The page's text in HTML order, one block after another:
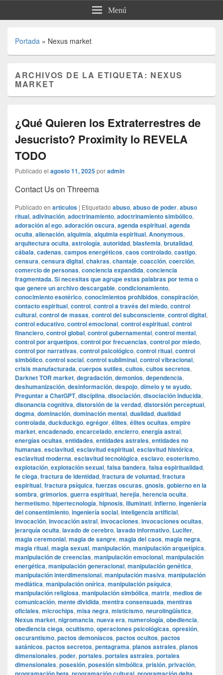
Menú
Portada » Nexus market
ARCHIVOS DE LA ETIQUETA: NEXUS
MARKET
¿Qué Quieren los Extraterrestres de
Jesucristo? Proximity lo REVELA
TODO
Publicado el agosto 11, 2025poradmin
Contact Us on Threema
Publicado en articulos | Etiquetado abuso, abuso de poder, abuso
ritual, adivinación, adoctrinamiento, adoctrinamiento simbólico,
adoración al ego, adoración oscura, agenda espiritual, agenda
oculta, alienación, alquimia, alquimia espiritual, Anonymous,
arquitectura oculta, astrología, autoridad, blasfemia, brutalidad,
cábala, cadenas, campos energéticos, caos controlado, castigo,
censura, censura digital, chakras, chantaje, coacción, coerción,
comercio de personas, conciencia expandida, conciencia
fragmentada. Si necesitas que agrupe estas palabras por tema o
que genere un archivo descargable, condicionamiento,
conocimiento esotérico, conocimientos prohibidos, conspiración,
contacto espiritual, control, control a través del miedo, control
cultural, control de masas, control del subconsciente, control digital,
control educativo, control emocional, control espiritual, control
financiero, control global, control gubernamental, control mental,
control por arquetipos, control por frecuencias, control por miedo,
control por narrativas, control psicológico, control ritual, control
simbólico, control social, control subliminal, control vibracional,
crisis manufacturada, cuerpos sutiles, cultos, cultos secretos,
Darknet TOR market, degradación, demonios, dependencia,
deshumanización, desinformación, despojo, dímelo y te ayudo.
Preguntar a ChatGPT, disciplina, disociación, disociación inducida,
disonancia cognitiva, distorsión de la verdad, distorsión perceptual,
dogma, dominación, dominación mental, dualidad, dualidad
controlada, duckduckgo, egrégor, élites, élites ocultas, empire
market, encadenado, encarcelado, encierro, energía astral,
energías ocultas, entidades, entidades astrales, entidades no
humanas, esclavitud, esclavitud espiritual, esclavitud histórica,
esclavitud moderna, esclavitud tecnológica, esclavo, esoterismo,
explotación, explotación sexual, falsa bandera, falsa espiritualidad,
fe ciega, fractura de identidad, fractura de voluntad, fractura
espiritual, fractura psíquica, fuerzas oscuras, gnosis, gobierno en la
sombra, grimorios, guerra espiritual, herejía, herencia oculta,
hermetismo, hipertecnología, hipnosis, illuminati, infierno, ingeniería
del consentimiento, ingeniería social, inteligencia artificial,
invocación, invocación astral, invocaciones, invocaciones ocultas,
jerarquía oculta, lavado de cerebro, lavado informativo, Lucifer,
magia ceremonial, magia de sangre, magia del caos, magia negra,
magia ritual, magia sexual, manipulación, manipulación arquetípica,
manipulación de creencias, manipulación emocional, manipulación
energética, manipulación generacional, manipulación genética,
manipulación interdimensional, manipulación masiva, manipulación
mediática, manipulación onírica, manipulación psíquica,
manipulación religiosa, manipulación simbólica, matrix, medios de
comunicación, mente dividida, mentira consensuada, mentiras
oficiales, microchips, misa negra, misticismo, neurolingüística,
Nexus market, nigromancia, nueva era, numerología, obediencia,
obediencia ciega, ocultismo, operaciones psicológicas, opresión,
oscurantismo, pactos demoníacos, pactos ocultos, pactos
satánicos, pactos secretos, pentagrama, planos astrales, planos
dimensionales, poder, portales, portales astrales, portales
dimensionales, posesión, posesión simbólica, prisión, privación,